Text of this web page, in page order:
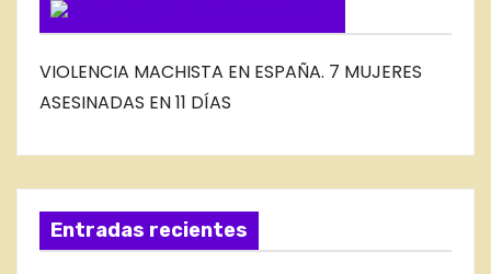
VIOLENCIA MACHISTA EN ESPAÑA. 7 MUJERES
ASESINADAS EN 11 DÍAS
Entradas recientes